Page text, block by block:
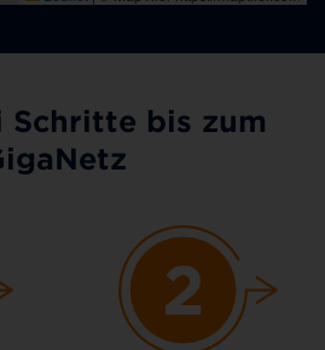
Schritte bis zum